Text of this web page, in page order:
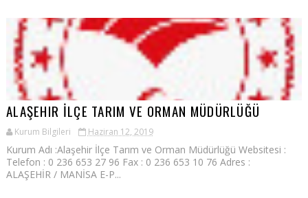
ALAŞEHIR İLÇE TARIM VE ORMAN MÜDÜRLÜĞÜ
Kurum Bilgileri Haziran 12, 2019
Kurum Adı :Alaşehir İlçe Tarım ve Orman Müdürlüğü Websitesi :
Telefon : 0 236 653 27 96 Fax : 0 236 653 10 76 Adres :
ALAŞEHİR / MANİSA E-P...